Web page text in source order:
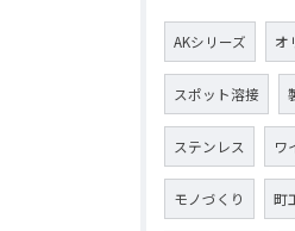
AKシリーズ オ
スポット溶接
ステンレス ワ
モノづくり 町